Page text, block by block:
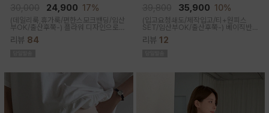
24,900 17%
(데일리룩,휴가룩/편한스모크밴딩/임산
부OK/출산후쭉-) 플라워 디자인으로
여성스러워 소장욕구를 업시켜주는 뷔
스티에 원피스랍니다
리뷰 84
35,900 10%
(입고요청쇄도/제작입고/티+원피스
SET/임산부OK/출산후쭉-) 베이직반팔
과 나시 원피스 세트 구성으로 가성비세
트로 탄탄한 코튼원단으로 부드럽고 내
리뷰 12